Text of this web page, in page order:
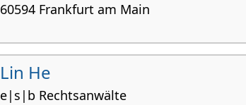
60594 Frankfurt am Main
Lin He
e|s|b Rechtsanwälte